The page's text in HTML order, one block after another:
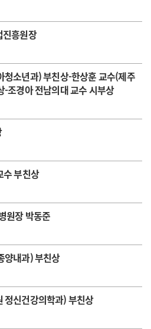
진흥원장
청소년과) 부친상-한상훈 교수(제주
조경아 전남의대 교수 시부상
수 부친상
원장 박동준
양내과) 부친상
정신건강의학과) 부친상